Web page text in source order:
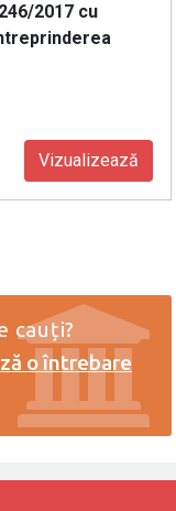
2017 cu
Vizualizează
cauți?
o întrebare